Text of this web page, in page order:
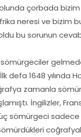
çorbada
neresi ve bizim
bu sorunun
sömürgeciler
defa 1648 yılında
zamanla
İngilizler,
sömürgeci sadece